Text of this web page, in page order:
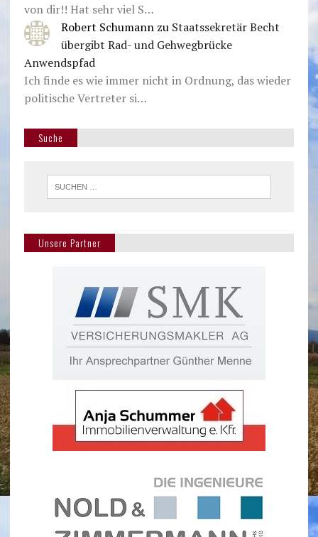
von dir!! Hat sehr viel S…
Robert Schumann zu Staatssekretär Becht
übergibt Rad- und Gehwegbrücke
Anwendspfad
Ich finde es wie immer nicht in Ordnung, das wieder
politische Vertreter si…
Suche
Unsere Partner